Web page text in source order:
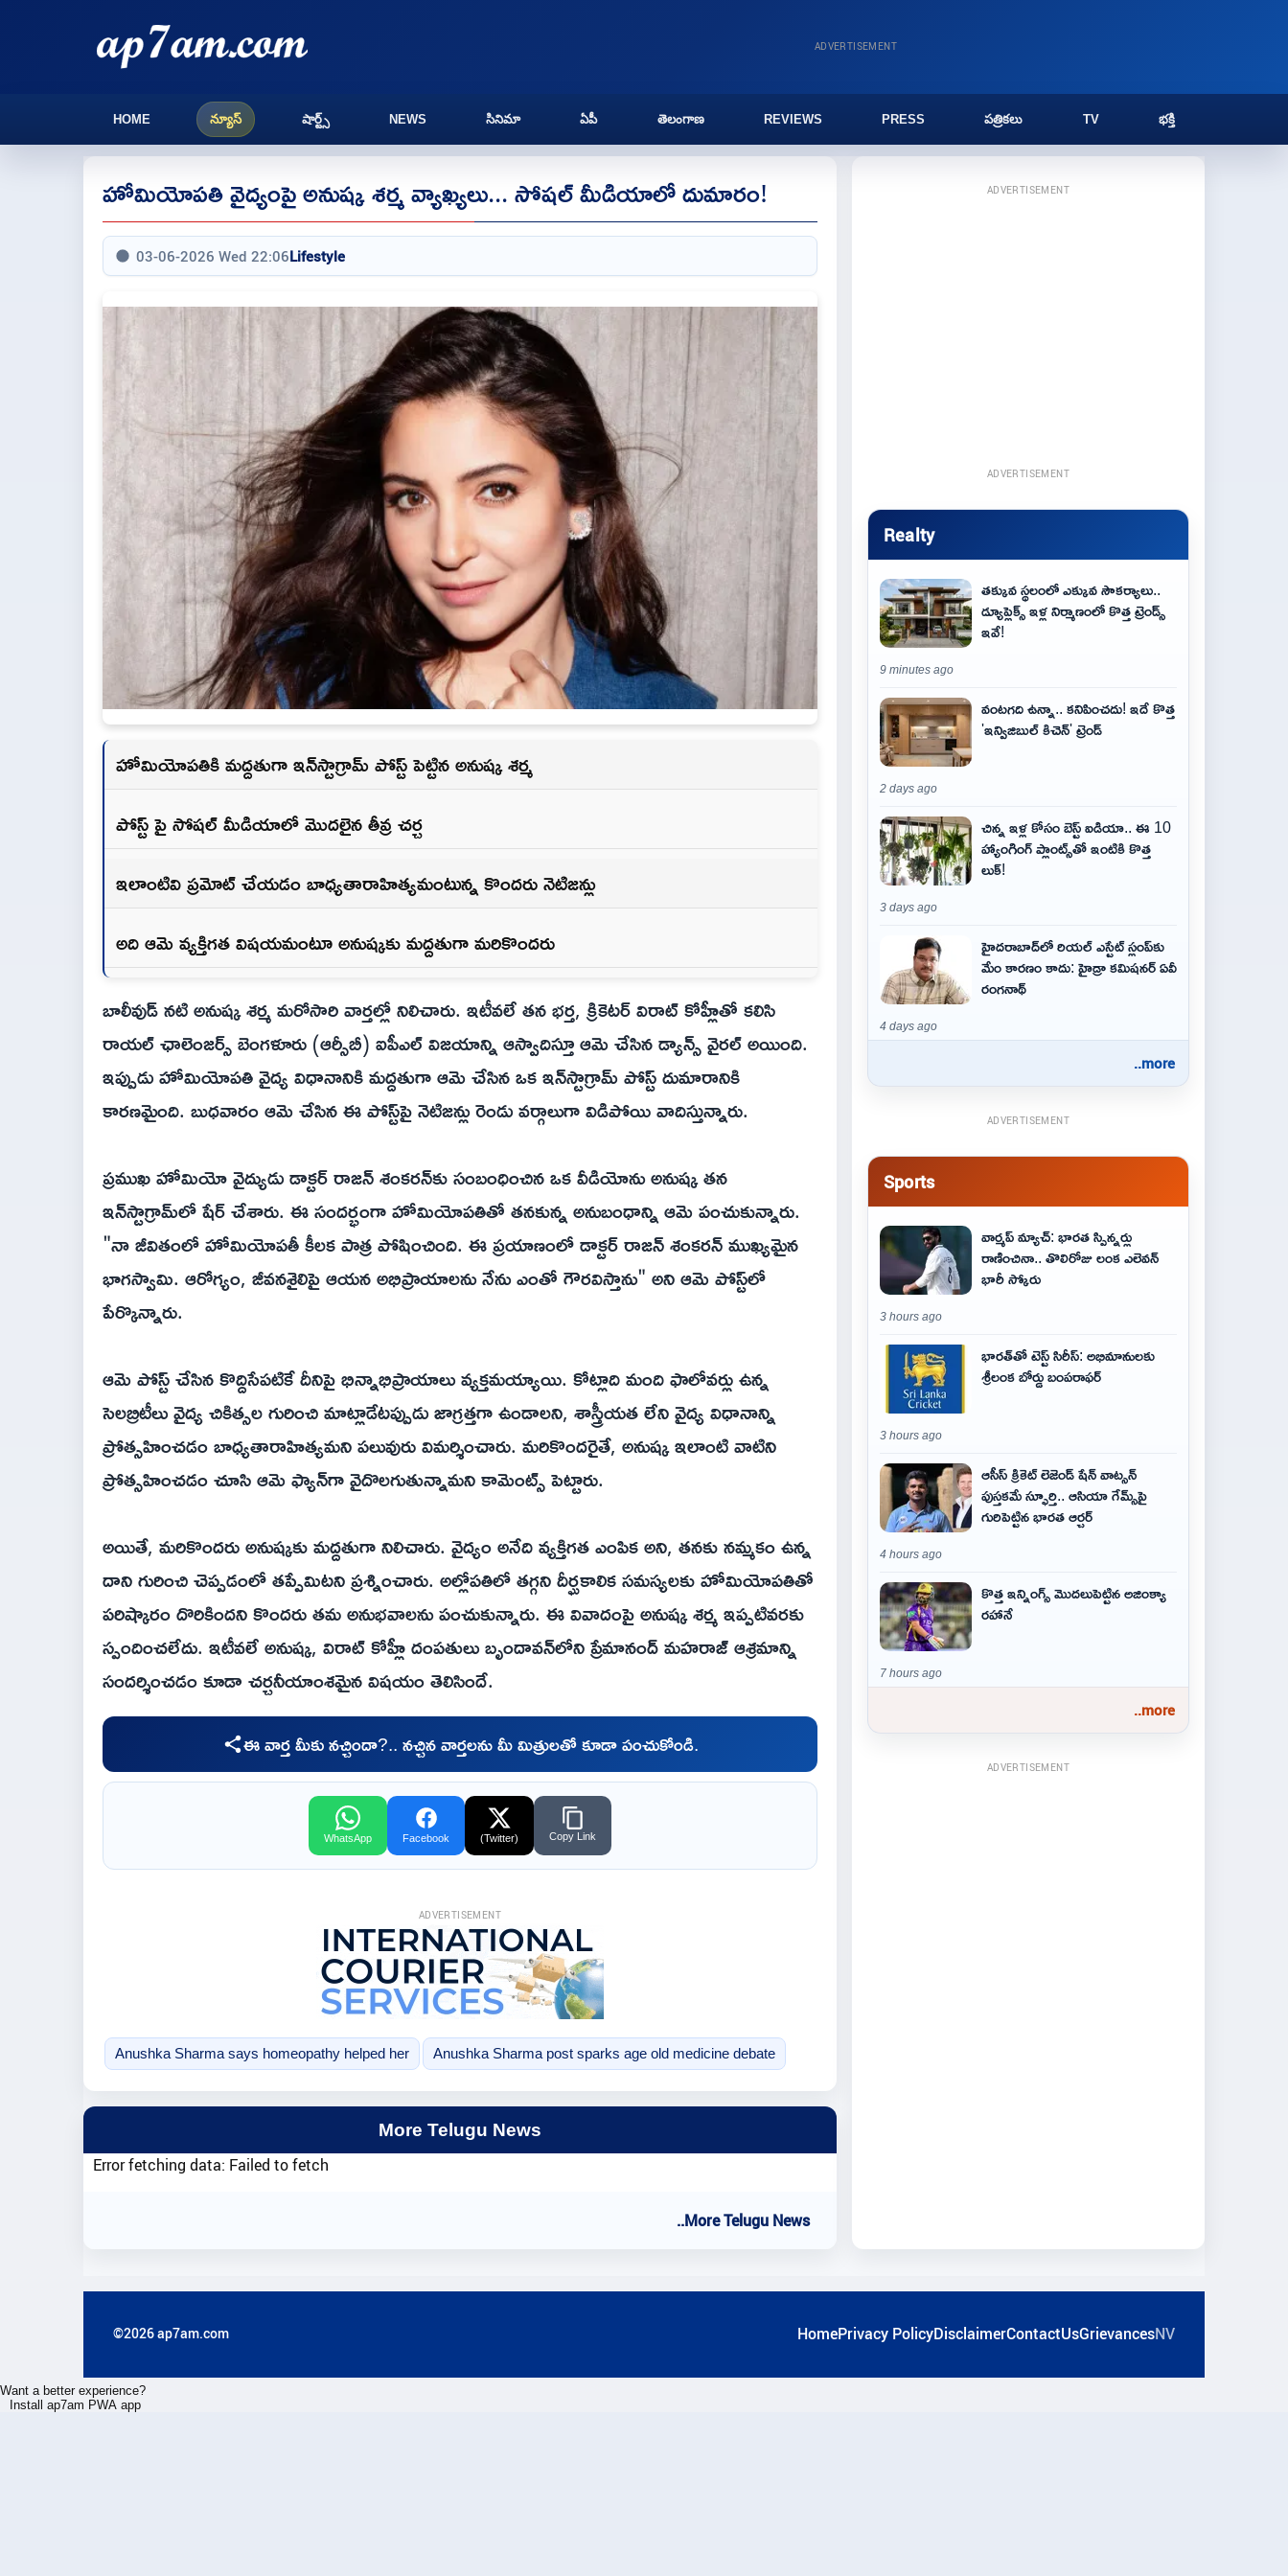
ADVERTISEMENT
HOME న్యూస్ షార్ట్స్ NEWS సినిమా ఏపీ తెలంగాణ REVIEWS PRESS పత్రికలు TV భక్తి
హోమియోపతి వైద్యంపై అనుష్క శర్మ వ్యాఖ్యలు... సోషల్ మీడియాలో దుమారం!
03-06-2026 Wed 22:06Lifestyle
హోమియోపతికి మద్దతుగా ఇన్‌స్టాగ్రామ్ పోస్ట్ పెట్టిన అనుష్క శర్మ
పోస్ట్ పై సోషల్ మీడియాలో మొదలైన తీవ్ర చర్చ
ఇలాంటివి ప్రమోట్ చేయడం బాధ్యతారాహిత్యమంటున్న కొందరు నెటిజన్లు
అది ఆమె వ్యక్తిగత విషయమంటూ అనుష్కకు మద్దతుగా మరికొందరు
బాలీవుడ్ నటి అనుష్క శర్మ మరోసారి వార్తల్లో నిలిచారు. ఇటీవలే తన భర్త, క్రికెటర్ విరాట్ కోహ్లీతో కలిసి
రాయల్ ఛాలెంజర్స్ బెంగళూరు (ఆర్సీబీ) ఐపీఎల్ విజయాన్ని ఆస్వాదిస్తూ ఆమె చేసిన డ్యాన్స్ వైరల్ అయింది.
ఇప్పుడు హోమియోపతి వైద్య విధానానికి మద్దతుగా ఆమె చేసిన ఒక ఇన్‌స్టాగ్రామ్ పోస్ట్ దుమారానికి
కారణమైంది. బుధవారం ఆమె చేసిన ఈ పోస్ట్‌పై నెటిజన్లు రెండు వర్గాలుగా విడిపోయి వాదిస్తున్నారు.
ప్రముఖ హోమియో వైద్యుడు డాక్టర్ రాజన్ శంకరన్‌కు సంబంధించిన ఒక వీడియోను అనుష్క తన
ఇన్‌స్టాగ్రామ్‌లో షేర్ చేశారు. ఈ సందర్భంగా హోమియోపతితో తనకున్న అనుబంధాన్ని ఆమె పంచుకున్నారు.
"నా జీవితంలో హోమియోపతీ కీలక పాత్ర పోషించింది. ఈ ప్రయాణంలో డాక్టర్ రాజన్ శంకరన్ ముఖ్యమైన
భాగస్వామి. ఆరోగ్యం, జీవనశైలిపై ఆయన అభిప్రాయాలను నేను ఎంతో గౌరవిస్తాను" అని ఆమె పోస్ట్‌లో
పేర్కొన్నారు.
ఆమె పోస్ట్ చేసిన కొద్దిసేపటికే దీనిపై భిన్నాభిప్రాయాలు వ్యక్తమయ్యాయి. కోట్లాది మంది ఫాలోవర్లు ఉన్న
సెలబ్రిటీలు వైద్య చికిత్సల గురించి మాట్లాడేటప్పుడు జాగ్రత్తగా ఉండాలని, శాస్త్రీయత లేని వైద్య విధానాన్ని
ప్రోత్సహించడం బాధ్యతారాహిత్యమని పలువురు విమర్శించారు. మరికొందరైతే, అనుష్క ఇలాంటి వాటిని
ప్రోత్సహించడం చూసి ఆమె ఫ్యాన్‌గా వైదొలగుతున్నామని కామెంట్స్ పెట్టారు.
అయితే, మరికొందరు అనుష్కకు మద్దతుగా నిలిచారు. వైద్యం అనేది వ్యక్తిగత ఎంపిక అని, తనకు నమ్మకం ఉన్న
దాని గురించి చెప్పడంలో తప్పేమిటని ప్రశ్నించారు. అల్లోపతిలో తగ్గని దీర్ఘకాలిక సమస్యలకు హోమియోపతితో
పరిష్కారం దొరికిందని కొందరు తమ అనుభవాలను పంచుకున్నారు. ఈ వివాదంపై అనుష్క శర్మ ఇప్పటివరకు
స్పందించలేదు. ఇటీవలే అనుష్క, విరాట్ కోహ్లీ దంపతులు బృందావన్‌లోని ప్రేమానంద్ మహరాజ్ ఆశ్రమాన్ని
సందర్శించడం కూడా చర్చనీయాంశమైన విషయం తెలిసిందే.
ఈ వార్త మీకు నచ్చిందా?.. నచ్చిన వార్తలను మీ మిత్రులతో కూడా పంచుకోండి.
WhatsApp Facebook (Twitter) Copy Link
ADVERTISEMENT
Anushka Sharma says homeopathy helped her Anushka Sharma post sparks age old medicine debate
More Telugu News
Error fetching data: Failed to fetch
..More Telugu News
ADVERTISEMENT
ADVERTISEMENT
Realty
తక్కువ స్థలంలో ఎక్కువ సౌకర్యాలు..
డ్యూప్లెక్స్ ఇళ్ల నిర్మాణంలో కొత్త ట్రెండ్స్
ఇవే!
9 minutes ago
వంటగది ఉన్నా.. కనిపించదు! ఇదే కొత్త
'ఇన్విజిబుల్ కిచెన్' ట్రెండ్
2 days ago
చిన్న ఇళ్ల కోసం బెస్ట్ ఐడియా.. ఈ 10
హ్యాంగింగ్ ప్లాంట్స్‌తో ఇంటికి కొత్త
లుక్!
3 days ago
హైదరాబాద్‌లో రియల్ ఎస్టేట్ స్లంప్‌కు
మేం కారణం కాదు: హైడ్రా కమిషనర్ ఏవీ
రంగనాథ్
4 days ago
..more
ADVERTISEMENT
Sports
వార్మప్ మ్యాచ్: భారత స్పిన్నర్లు
రాణించినా.. తొలిరోజు లంక ఎలెవన్
భారీ స్కోరు
3 hours ago
భారత్‌తో టెస్ట్ సిరీస్: అభిమానులకు
శ్రీలంక బోర్డు బంపరాఫర్
3 hours ago
ఆసీస్ క్రికెట్ లెజెండ్ షేన్ వాట్సన్
పుస్తకమే స్ఫూర్తి.. ఆసియా గేమ్స్‌పై
గురిపెట్టిన భారత ఆర్చర్
4 hours ago
కొత్త ఇన్నింగ్స్ మొదలుపెట్టిన అజింక్యా
రహానే
7 hours ago
..more
ADVERTISEMENT
©2026 ap7am.com HomePrivacy PolicyDisclaimerContactUsGrievancesNV
Want a better experience?
Install ap7am PWA app